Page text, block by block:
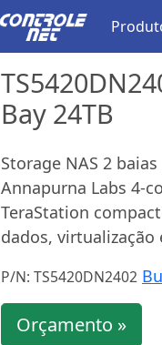
Bay 24TB
Storage NAS 2
Annapurna Labs 4-
TeraStation
dados,
P/N: TS5420DN2402
Orçamento »